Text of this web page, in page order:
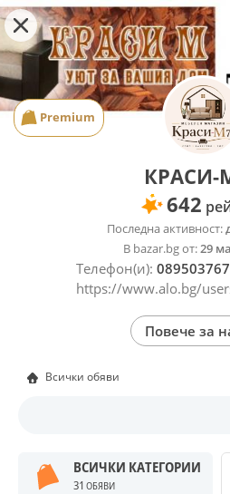
Premium
КРАСИ-
642
Последна активност:
В bazar.bg от:29
Телефон(и):
https://www.alo.bg/
Повече за
Всички обяви
ВСИЧКИ КАТЕГОРИИ
31 ОБЯВИ